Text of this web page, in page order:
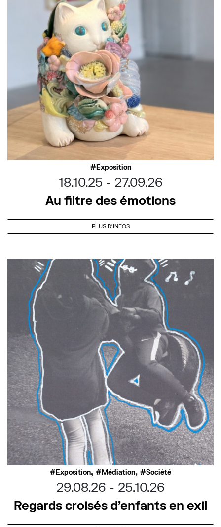
Exposition
18.10.25
27.09.26
Au filtre des émotions
PLUS D'INFOS
Exposition, Médiation, Société
29.08.26
25.10.26
Regards croisés d’enfants en exil